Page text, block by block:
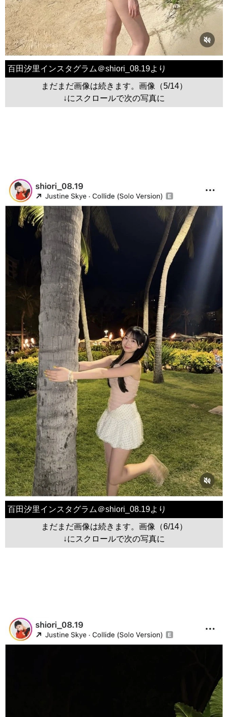
百田汐里インスタグラム＠shiori_08.19より
まだまだ画像は続きます。画像（5/14）
↓にスクロールで次の写真に
百田汐里インスタグラム＠shiori_08.19より
まだまだ画像は続きます。画像（6/14）
↓にスクロールで次の写真に